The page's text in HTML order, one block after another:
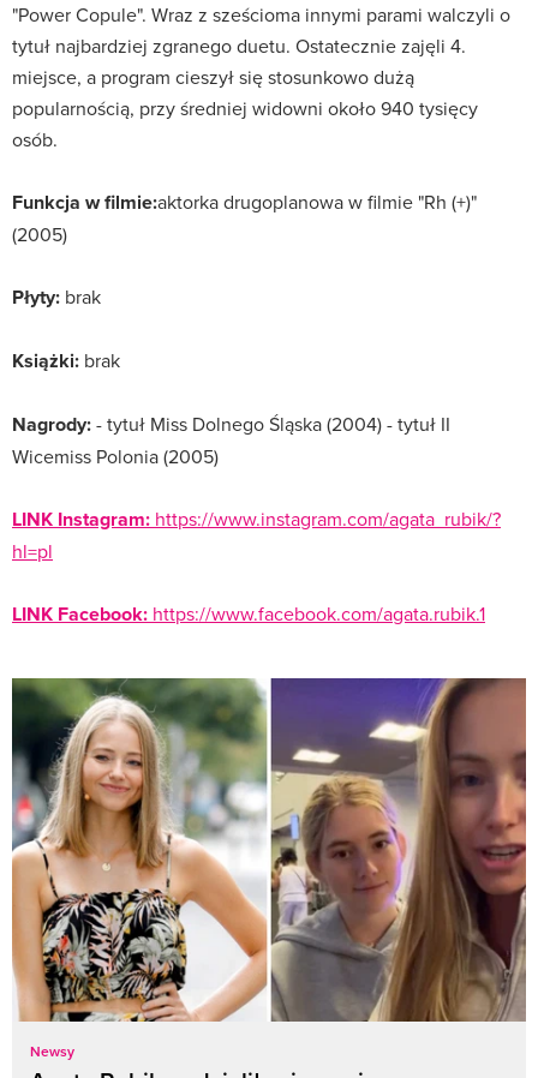
"Power Copule". Wraz z sześcioma innymi parami walczyli o
tytuł najbardziej zgranego duetu. Ostatecznie zajęli 4.
miejsce, a program cieszył się stosunkowo dużą
popularnością, przy średniej widowni około 940 tysięcy
osób.
Funkcja w filmie:aktorka drugoplanowa w filmie "Rh (+)"
(2005)
Płyty: brak
Książki: brak
Nagrody:- tytuł Miss Dolnego Śląska (2004) - tytuł II
Wicemiss Polonia (2005)
LINK Instagram: https://www.instagram.com/agata_rubik/?
hl=pl
LINK Facebook: https://www.facebook.com/agata.rubik.1
Newsy